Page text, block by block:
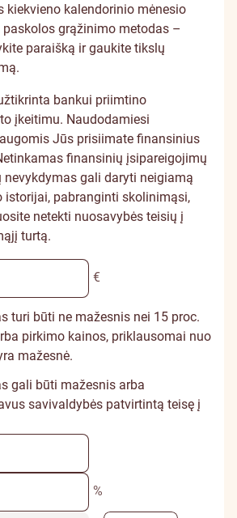
kiekvieno kalendorinio mėnesio
grąžinimo metodas –
paraišką ir gaukite tikslų
bankui priimtino
įkeitimu. Naudodamiesi
Jūs prisiimate finansinius
finansinių įsipareigojimų
nevykdymas gali daryti neigiamą
istorijai, pabranginti skolinimąsi,
netekti nuosavybės teisių į
turtą.
€
turi būti ne mažesnis nei 15 proc.
pirkimo kainos, priklausomai nuo
mažesnė.
gali būti mažesnis arba
savivaldybės patvirtintą teisę į
%